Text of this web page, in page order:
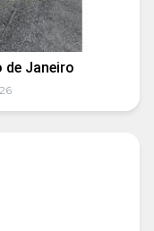
de Janeiro